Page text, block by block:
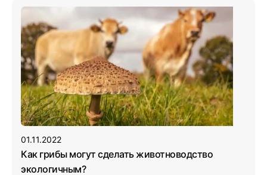
01.11.2022
Как грибы могут сделать животноводство
экологичным?